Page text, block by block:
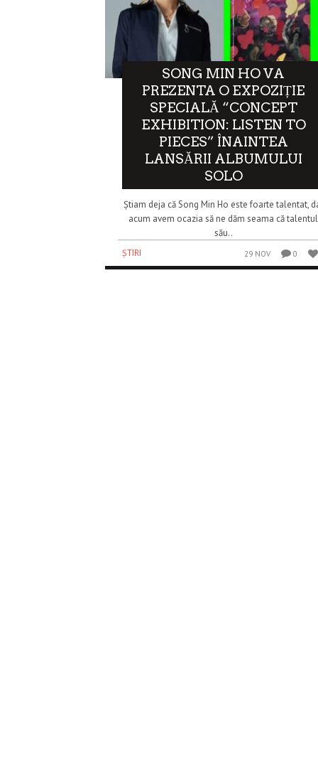
SONG MIN HO VA
PREZENTA O EXPOZIȚIE
SPECIALĂ “CONCEPT
EXHIBITION: LISTEN TO
PIECES” ÎNAINTEA
LANSĂRII ALBUMULUI
SOLO
Știam deja că Song Min Ho este foarte talentat,
acum avem ocazia să ne dăm seama că talentul
său..
ȘTIRI
29 NOV 0